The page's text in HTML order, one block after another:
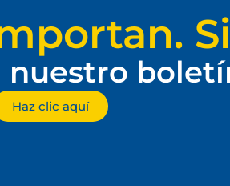
nuestro
Haz clic aquí